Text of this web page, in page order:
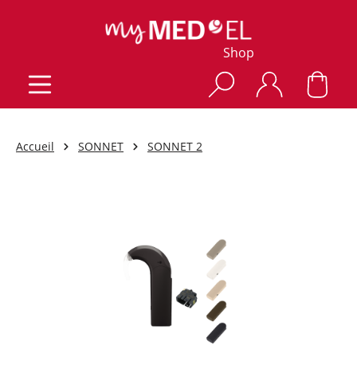
Shop
Accueil SONNET SONNET 2